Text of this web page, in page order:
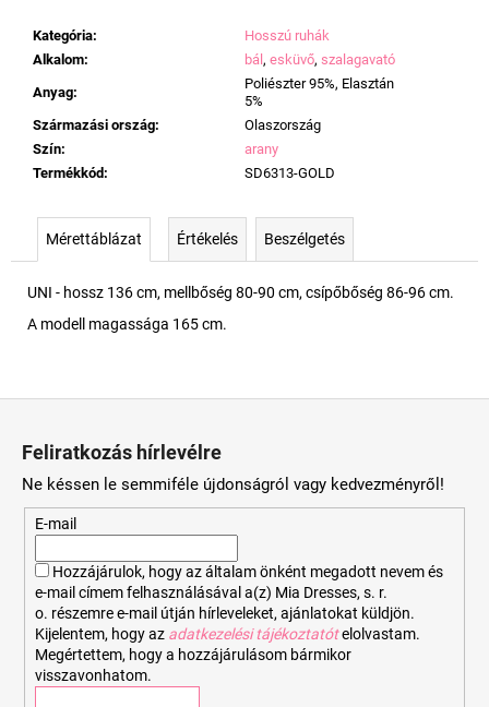
Kategória:
Hosszú ruhák
Alkalom: bál, esküvő, szalagavató
Anyag:
Poliészter 95%, Elasztán
5%
Származási ország:
Olaszország
Szín:
arany
Termékkód: SD6313-GOLD
Mérettáblázat Értékelés Beszélgetés
UNI - hossz 136 cm, mellbőség 80-90 cm, csípőbőség 86-96 cm.
A modell magassága 165 cm.
Feliratkozás hírlevélre
Ne késsen le semmiféle újdonságról vagy kedvezményről!
E-mail
Hozzájárulok, hogy az általam önként megadott nevem és
e-mail címem felhasználásával a(z) Mia Dresses, s. r.
o. részemre e-mail útján hírleveleket, ajánlatokat küldjön.
Kijelentem, hogy az adatkezelési tájékoztatót elolvastam.
Megértettem, hogy a hozzájárulásom bármikor
visszavonhatom.